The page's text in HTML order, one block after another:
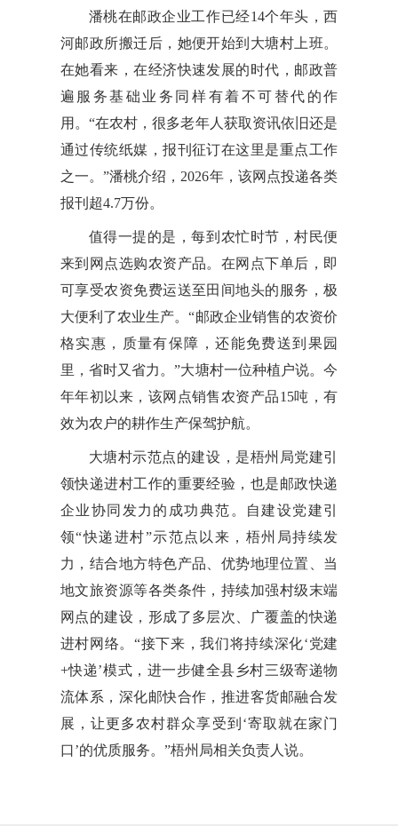
潘桃在邮政企业工作已经14个年头，西
河邮政所搬迁后，她便开始到大塘村上班。
在她看来，在经济快速发展的时代，邮政普
遍服务基础业务同样有着不可替代的作
用。“在农村，很多老年人获取资讯依旧还是
通过传统纸媒，报刊征订在这里是重点工作
之一。”潘桃介绍，2026年，该网点投递各类
报刊超4.7万份。
值得一提的是，每到农忙时节，村民便
来到网点选购农资产品。在网点下单后，即
可享受农资免费运送至田间地头的服务，极
大便利了农业生产。“邮政企业销售的农资价
格实惠，质量有保障，还能免费送到果园
里，省时又省力。”大塘村一位种植户说。今
年年初以来，该网点销售农资产品15吨，有
效为农户的耕作生产保驾护航。
大塘村示范点的建设，是梧州局党建引
领快递进村工作的重要经验，也是邮政快递
企业协同发力的成功典范。自建设党建引
领“快递进村”示范点以来，梧州局持续发
力，结合地方特色产品、优势地理位置、当
地文旅资源等各类条件，持续加强村级末端
网点的建设，形成了多层次、广覆盖的快递
进村网络。“接下来，我们将持续深化‘党建
+快递’模式，进一步健全县乡村三级寄递物
流体系，深化邮快合作，推进客货邮融合发
展，让更多农村群众享受到‘寄取就在家门
口’的优质服务。”梧州局相关负责人说。